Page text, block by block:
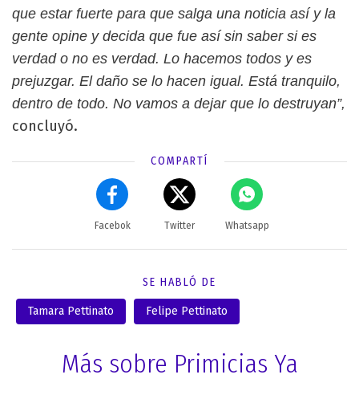
que estar fuerte para que salga una noticia así y la
gente opine y decida que fue así sin saber si es
verdad o no es verdad. Lo hacemos todos y es
prejuzgar. El daño se lo hacen igual. Está tranquilo,
dentro de todo. No vamos a dejar que lo destruyan”,
concluyó.
COMPARTÍ
Facebok Twitter Whatsapp
SE HABLÓ DE
Tamara Pettinato Felipe Pettinato
Más sobre Primicias Ya